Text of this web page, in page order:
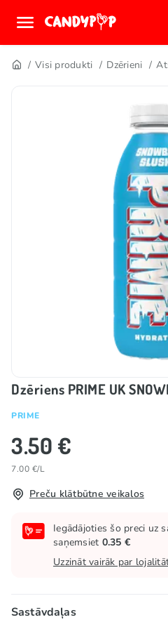
Visi produkti Dzērieni
Dzēriens PRIME UK
PRIME
3.50 €
7.00 €/L
Preču klātbūtne veikalos
Iegādājoties šo preci uz
saņemsiet 0.35 €
Uzzināt vairāk par
Sastāvdaļas